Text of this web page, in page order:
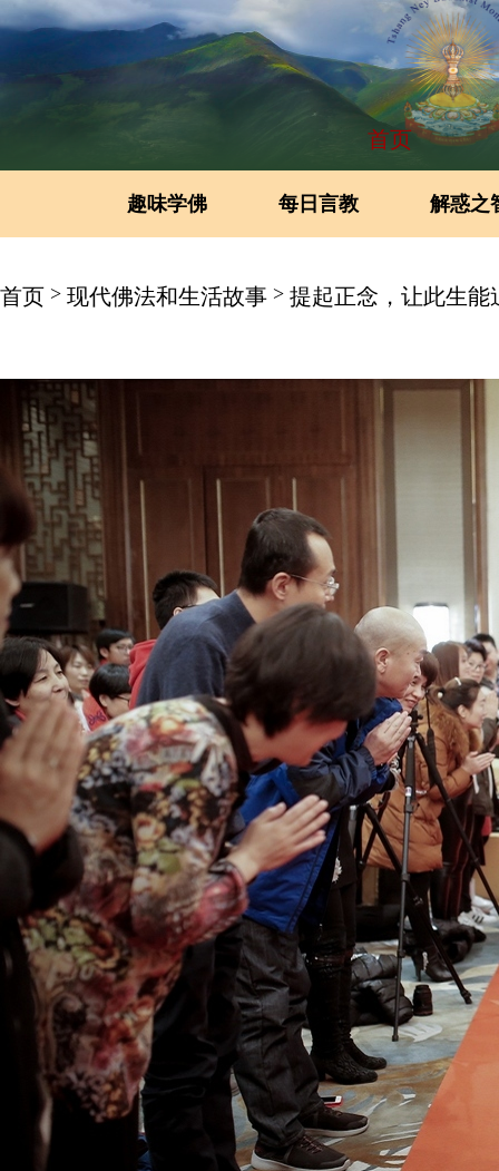
首页
趣味学佛 每日言教 解惑之
首页 > 现代佛法和生活故事 > 提起正念，让此生能